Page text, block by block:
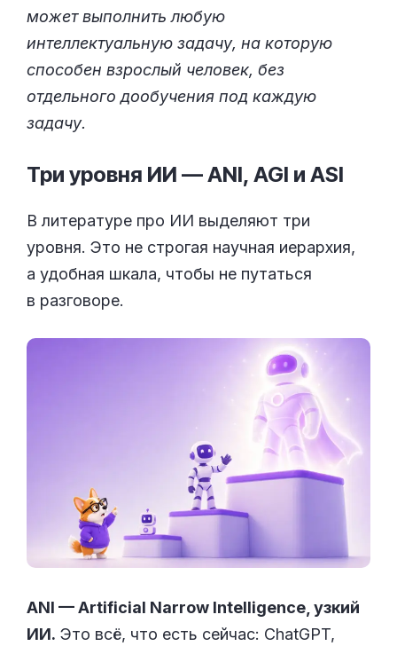
может выполнить любую
интеллектуальную задачу, на которую
способен взрослый человек, без
отдельного дообучения под каждую
задачу.
Три уровня ИИ — ANI, AGI и ASI
В литературе про ИИ выделяют три
уровня. Это не строгая научная иерархия,
а удобная шкала, чтобы не путаться
в разговоре.
ANI — Artificial Narrow Intelligence, узкий
ИИ. Это всё, что есть сейчас: ChatGPT,